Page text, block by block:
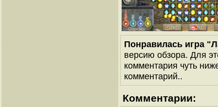
Понравилась игра
версию обзора. Для
комментария чуть
комментарий..
Комментарии: